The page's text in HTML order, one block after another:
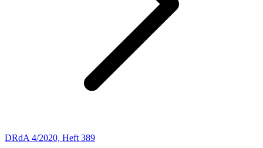
DRdA 4/2020, Heft 389